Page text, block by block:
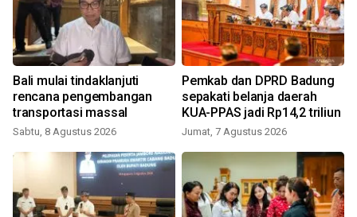
Bali mulai tindaklanjuti
rencana pengembangan
transportasi massal
Sabtu, 8 Agustus 2026
Pemkab dan DPRD Badung
sepakati belanja daerah
KUA-PPAS jadi Rp14,2 triliun
Jumat, 7 Agustus 2026